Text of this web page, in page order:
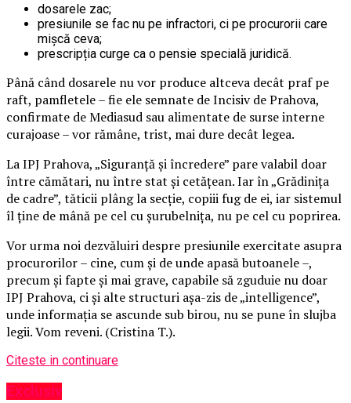
dosarele zac;
presiunile se fac nu pe infractori, ci pe procurorii care
mișcă ceva;
prescripția curge ca o pensie specială juridică.
Până când dosarele nu vor produce altceva decât praf pe
raft, pamfletele – fie ele semnate de Incisiv de Prahova,
confirmate de Mediasud sau alimentate de surse interne
curajoase – vor rămâne, trist, mai dure decât legea.
La IPJ Prahova, „Siguranță și încredere” pare valabil doar
între cămătari, nu între stat și cetățean. Iar în „Grădinița
de cadre”, tăticii plâng la secție, copiii fug de ei, iar sistemul
îl ține de mână pe cel cu șurubelnița, nu pe cel cu poprirea.
Vor urma noi dezvăluiri despre presiunile exercitate asupra
procurorilor – cine, cum și de unde apasă butoanele –,
precum și fapte și mai grave, capabile să zguduie nu doar
IPJ Prahova, ci și alte structuri așa-zis de „intelligence”,
unde informația se ascunde sub birou, nu se pune în slujba
legii. Vom reveni. (Cristina T.).
Citeste in continuare
Exclusiv